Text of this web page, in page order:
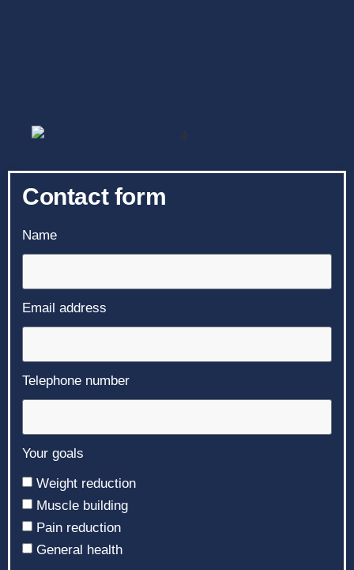
Contact form
Name
Email address
Telephone number
Your goals
Weight reduction
Muscle building
Pain reduction
General health